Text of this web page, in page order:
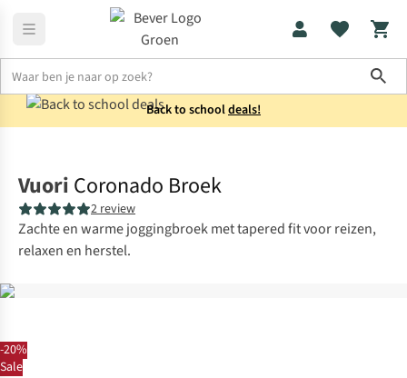
Back to schooldeals!
-20%
Sale
Vuori Coronado Broek
2 review
Zachte en warme joggingbroek met tapered fit voor reizen,
relaxen en herstel.